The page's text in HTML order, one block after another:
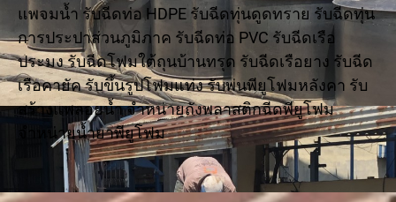
แพจมน้ำ รับฉีดท่อ HDPE รับฉีดทุ่นดูดทราย รับฉีดทุ่น
การประปาส่วนภูมิภาค รับฉีดท่อ PVC รับฉีดเรือ
ประมง รับฉีดโฟมใต้ถุนบ้านทรุด รับฉีดเรือยาง รับฉีด
เรือคายัค รับขึ้นรูปโฟมแท่ง รับพ่นพียูโฟมหลังคา รับ
สร้างแพลอยน้ำ จำหน่ายถังพลาสติกฉีดพียูโฟม
จำหน่ายน้ำยาพียูโฟม